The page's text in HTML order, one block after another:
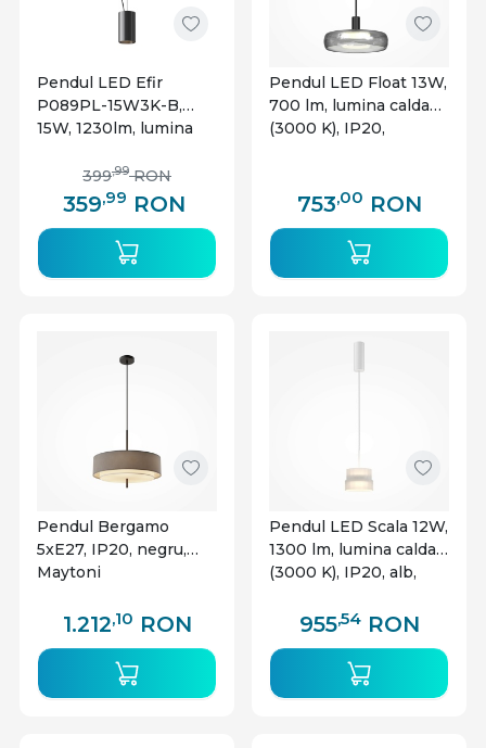
Pendul LED Efir
P089PL-15W3K-B,
15W, 1230lm, lumina
Maytoni
359,99 RON
399,99 RON
Pendul LED Float 13W,
700 lm, lumina calda
(3000 K), IP20,
753,00 RON
Pendul Bergamo
5xE27, IP20, negru,
Maytoni
1.212,10 RON
Pendul LED Scala 12W,
1300 lm, lumina calda
(3000 K), IP20, alb,
955,54 RON